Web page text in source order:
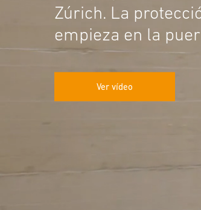
Zúrich. La
empieza en la
Ver vídeo